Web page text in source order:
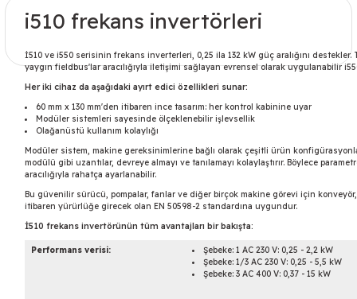
i510 frekans invertörleri
İ510 ve i550 serisinin frekans inverterleri, 0,25 ila 132 kW güç aralığını destekler.
yaygın fieldbus'lar aracılığıyla iletişimi sağlayan evrensel olarak uygulanabilir
Her iki cihaz da aşağıdaki ayırt edici özellikleri sunar:
60 mm x 130 mm'den itibaren ince tasarım: her kontrol kabinine uyar
Modüler sistemleri sayesinde ölçeklenebilir işlevsellik
Olağanüstü kullanım kolaylığı
Modüler sistem, makine gereksinimlerine bağlı olarak çeşitli ürün
modülü gibi uzantılar, devreye almayı ve tanılamayı kolaylaştırır. Böylece
aracılığıyla rahatça ayarlanabilir.
Bu güvenilir sürücü, pompalar, fanlar ve diğer birçok makine görevi için
itibaren yürürlüğe girecek olan EN 50598-2 standardına uygundur.
İ510 frekans invertörünün tüm avantajları bir bakışta:
Performans verisi:
Şebeke: 1 AC 230 V: 0,25 - 2,2 kW
Şebeke: 1/3 AC 230 V: 0,25 - 5,5 kW
Şebeke: 3 AC 400 V: 0,37 - 15 kW